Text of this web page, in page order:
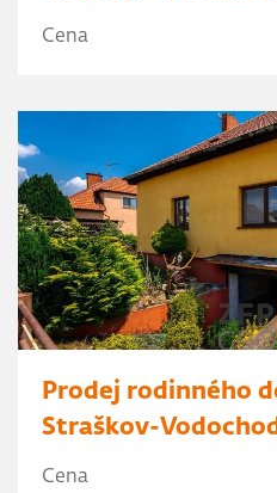
Cena
Prodej rodinného
Straškov-
Cena